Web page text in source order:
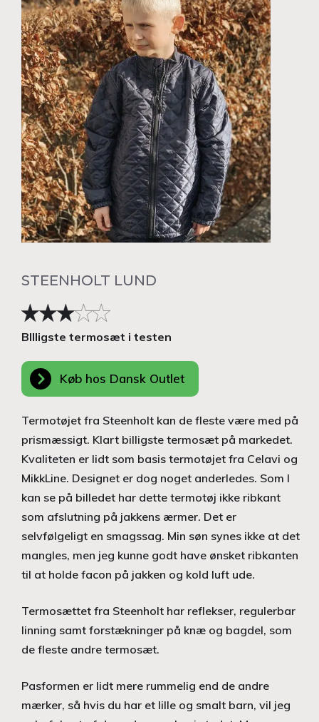
STEENHOLT LUND
BIlligste termosæt i testen
Køb hos Dansk Outlet
Termotøjet fra Steenholt kan de fleste være med på
prismæssigt. Klart billigste termosæt på markedet.
Kvaliteten er lidt som basis termotøjet fra Celavi og
MikkLine. Designet er dog noget anderledes. Som I
kan se på billedet har dette termotøj ikke ribkant
som afslutning på jakkens ærmer. Det er
selvfølgeligt en smagssag. Min søn synes ikke at det
mangles, men jeg kunne godt have ønsket ribkanten
til at holde facon på jakken og kold luft ude.
Termosættet fra Steenholt har reflekser, regulerbar
linning samt forstækninger på knæ og bagdel, som
de fleste andre termosæt.
Pasformen er lidt mere rummelig end de andre
mærker, så hvis du har et lille og smalt barn, vil jeg